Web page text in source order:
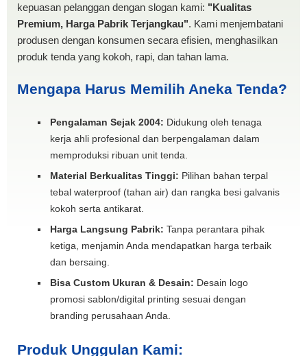
kepuasan pelanggan dengan slogan kami: "Kualitas
Premium, Harga Pabrik Terjangkau". Kami menjembatani
produsen dengan konsumen secara efisien, menghasilkan
produk tenda yang kokoh, rapi, dan tahan lama.
Mengapa Harus Memilih Aneka Tenda?
Pengalaman Sejak 2004: Didukung oleh tenaga
kerja ahli profesional dan berpengalaman dalam
memproduksi ribuan unit tenda.
Material Berkualitas Tinggi: Pilihan bahan terpal
tebal waterproof (tahan air) dan rangka besi galvanis
kokoh serta antikarat.
Harga Langsung Pabrik: Tanpa perantara pihak
ketiga, menjamin Anda mendapatkan harga terbaik
dan bersaing.
Bisa Custom Ukuran & Desain: Desain logo
promosi sablon/digital printing sesuai dengan
branding perusahaan Anda.
Produk Unggulan Kami: